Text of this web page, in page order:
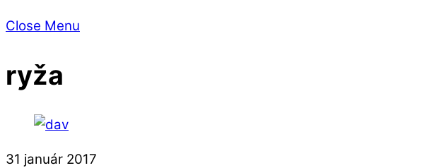
Close Menu
ryža
31 január 2017